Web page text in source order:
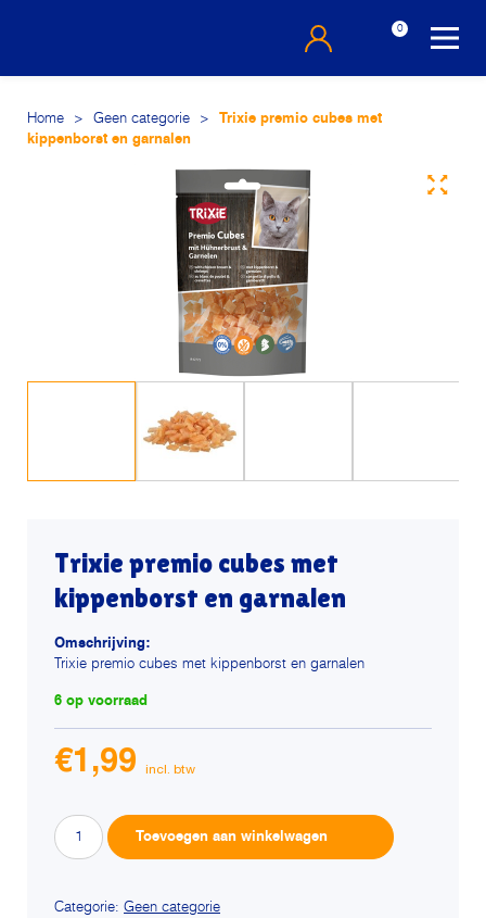
0
Home > Geen categorie >
Trixie premio cubes met
kippenborst en garnalen
Trixie premio cubes met
kippenborst en garnalen
Omschrijving:
Trixie premio cubes met kippenborst en garnalen
6 op voorraad
€1,99
Trixie
premio
met
Toevoegen aan winkelwagen
Categorie: Geen categorie